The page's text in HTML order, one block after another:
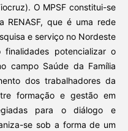
O MPSF constitui-se
RENASF, que é uma rede
e serviço no Nordeste
finalidades potencializar o
campo Saúde da Família
dos trabalhadores da
formação e gestão em
para o diálogo e
se sob a forma de um